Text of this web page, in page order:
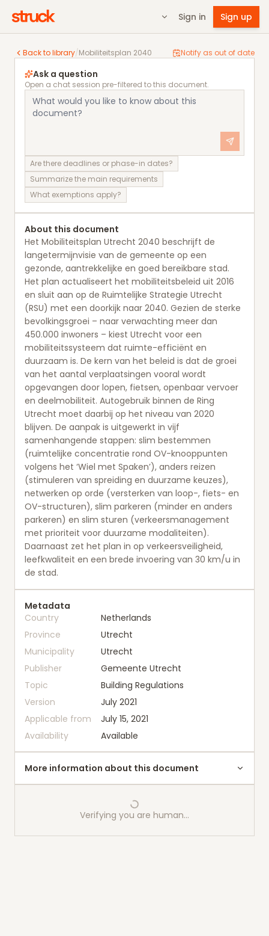
Sign in Sign up
Back to library/Mobiliteitsplan 2040 Notify as out of date
Mobiliteitsplan 2040
Ask a question
Open a chat session pre-filtered to this document.
Are there deadlines or phase-in dates?
Summarize the main requirements
What exemptions apply?
About this document
Het Mobiliteitsplan Utrecht 2040 beschrijft de
langetermijnvisie van de gemeente op een
gezonde, aantrekkelijke en goed bereikbare stad.
Het plan actualiseert het mobiliteitsbeleid uit 2016
en sluit aan op de Ruimtelijke Strategie Utrecht
(RSU) met een doorkijk naar 2040. Gezien de sterke
bevolkingsgroei – naar verwachting meer dan
450.000 inwoners – kiest Utrecht voor een
mobiliteitssysteem dat ruimte-efficiënt en
duurzaam is. De kern van het beleid is dat de groei
van het aantal verplaatsingen vooral wordt
opgevangen door lopen, fietsen, openbaar vervoer
en deelmobiliteit. Autogebruik binnen de Ring
Utrecht moet daarbij op het niveau van 2020
blijven. De aanpak is uitgewerkt in vijf
samenhangende stappen: slim bestemmen
(ruimtelijke concentratie rond OV-knooppunten
volgens het ‘Wiel met Spaken’), anders reizen
(stimuleren van spreiding en duurzame keuzes),
netwerken op orde (versterken van loop-, fiets- en
OV-structuren), slim parkeren (minder en anders
parkeren) en slim sturen (verkeersmanagement
met prioriteit voor duurzame modaliteiten).
Daarnaast zet het plan in op verkeersveiligheid,
leefkwaliteit en een brede invoering van 30 km/u in
de stad.
Metadata
Country
Netherlands
Province
Utrecht
Municipality
Utrecht
Publisher
Gemeente Utrecht
Topic
Building Regulations
Version
July 2021
Applicable from
July 15, 2021
Availability
Available
More information about this document
Verifying you are human…